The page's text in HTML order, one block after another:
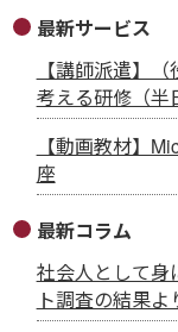
最新サービス
【講師派遣】
考える研修（半
【動画教材】
座
最新コラム
社会人として身
ト調査の結果よ